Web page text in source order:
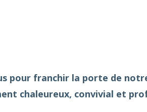
pour franchir la porte de
chaleureux, convivial et